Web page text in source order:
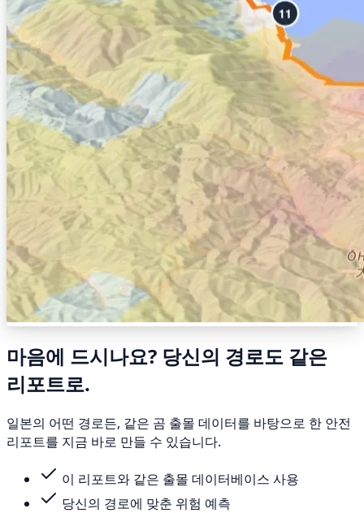
마음에 드시나요? 당신의 경로도 같은
리포트로.
일본의 어떤 경로든, 같은 곰 출몰 데이터를 바탕으로 한 안전
리포트를 지금 바로 만들 수 있습니다.
이 리포트와 같은 출몰 데이터베이스 사용
당신의 경로에 맞춘 위험 예측